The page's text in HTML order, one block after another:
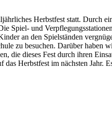
Herbstfest statt. Durch
Spiel- und
an den Spielständen
zu besuchen. Darüber haben
die dieses Fest durch ihren
Herbstfest im nächsten Jahr.